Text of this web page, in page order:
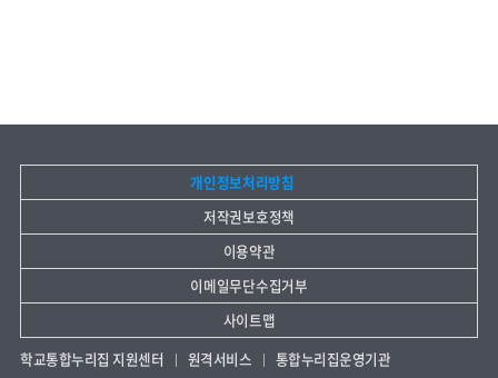
개인정보처리방침
저작권보호정책
이용약관
이메일무단수집거부
사이트맵
학교통합누리집 지원센터
원격서비스 통합누리집운영기관